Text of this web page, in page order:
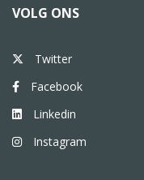
VOLG ONS
Twitter
Facebook
Linkedin
Instagram